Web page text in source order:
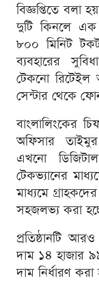
বিজ্ঞপ্তিতে বলা
দুটি কিনলে এক
৮০০ মিনিট
ব্যবহারের
টেকনো রিটেইল
সেন্টার থেকে
বাংলালিংকের
অফিসার
এখনো
টেকভ্যানের
মাধ্যমে
সহজলভ্য করা
প্রতিষ্ঠানটি
দাম ১৪ হাজার
দাম নির্ধারণ